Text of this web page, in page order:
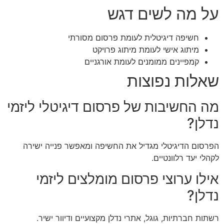
על מה לשים דגש
חשיפה דיגיטלית לעומת פרסום מסורתי
מיתוג אישי לעומת מיתוג פרויקט
קמפיינים ממומנים לעומת אורגניים
שאלות נפוצות
מה החשיבות של פרסום דיגיטלי ליזמי
נדלן?
הפרסום הדיגיטלי מגדיל את החשיפה ומאפשר פנייה ישירה
לקהלי יעד רלוונטיים.
אילו ערוצי פרסום מומלצים ליזמי
נדלן?
רשתות חברתיות, גוגל, אתרי נדלן מקצועיים ודיוור ישיר.